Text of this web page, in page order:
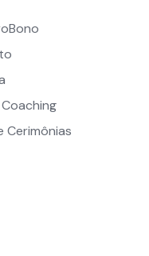
Cerimônias